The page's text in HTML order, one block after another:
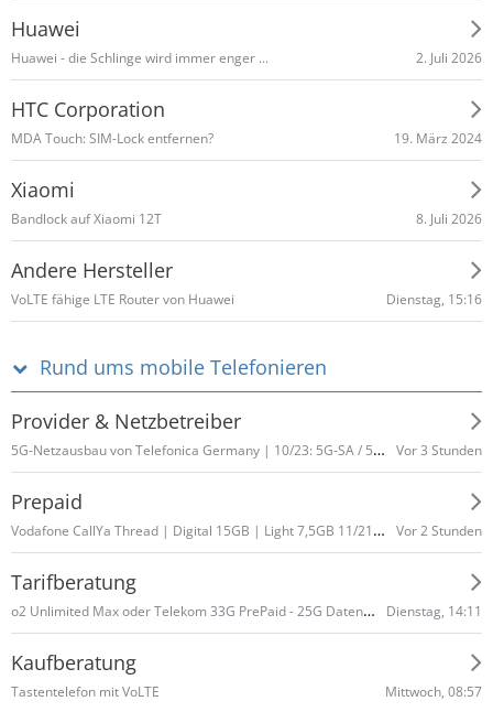
Huawei
Huawei - die Schlinge wird immer enger ... 2. Juli 2026
HTC Corporation
MDA Touch: SIM-Lock entfernen? 19. März 2024
Xiaomi
Bandlock auf Xiaomi 12T 8. Juli 2026
Andere Hersteller
VoLTE fähige LTE Router von Huawei Dienstag, 15:16
Rund ums mobile Telefonieren
Provider & Netzbetreiber
5G-Netzausbau von Telefonica Germany | 10/23: 5G-SA / 5G+ Vor 3 Stunden
Prepaid
Vodafone CallYa Thread | Digital 15GB | Light 7,5GB 11/21 - 03/22 | 12/21 5G | 07/22 neue Tarife | 06/23 + 10/23 Volumenerhöhung Vor 2 Stunden
Tarifberatung
o2 Unlimited Max oder Telekom 33G PrePaid - 25G Datennutzung Normalfall Dienstag, 14:11
Kaufberatung
Tastentelefon mit VoLTE Mittwoch, 08:57